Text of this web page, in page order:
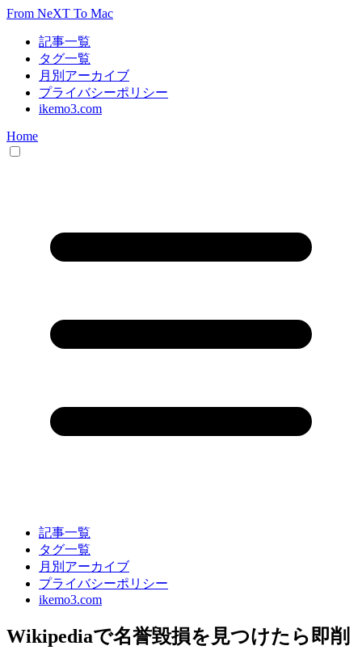
From NeXT To Mac
記事一覧
タグ一覧
月別アーカイブ
プライバシーポリシー
ikemo3.com
Home
記事一覧
タグ一覧
月別アーカイブ
プライバシーポリシー
ikemo3.com
Wikipediaで名誉毀損を見つけたら即削